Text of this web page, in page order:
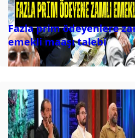
Fazla prim ödeyenlere
emekli maaşı talebi